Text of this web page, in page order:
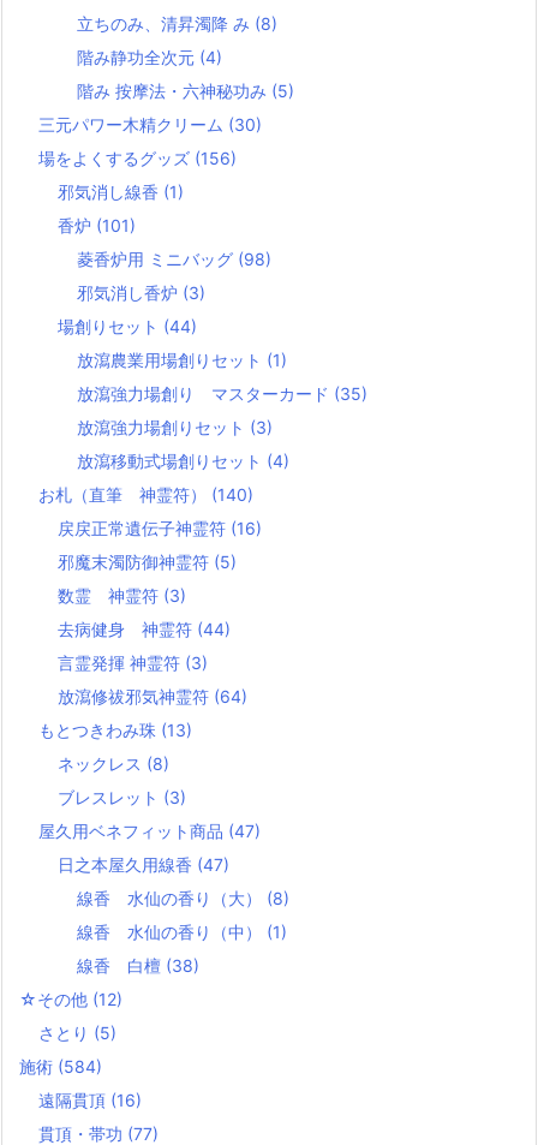
立ちのみ、清昇濁降 み (8)
階み静功全次元 (4)
階み 按摩法・六神秘功み (5)
三元パワー木精クリーム (30)
場をよくするグッズ (156)
邪気消し線香 (1)
香炉 (101)
菱香炉用 ミニバッグ (98)
邪気消し香炉 (3)
場創りセット (44)
放瀉農業用場創りセット (1)
放瀉強力場創り マスターカード (35)
放瀉強力場創りセット (3)
放瀉移動式場創りセット (4)
お札（直筆 神霊符） (140)
戻戻正常遺伝子神霊符 (16)
邪魔末濁防御神霊符 (5)
数霊 神霊符 (3)
去病健身 神霊符 (44)
言霊発揮 神霊符 (3)
放瀉修祓邪気神霊符 (64)
もとつきわみ珠 (13)
ネックレス (8)
ブレスレット (3)
屋久用ベネフィット商品 (47)
日之本屋久用線香 (47)
線香 水仙の香り（大） (8)
線香 水仙の香り（中） (1)
線香 白檀 (38)
☆その他 (12)
さとり (5)
施術 (584)
遠隔貫頂 (16)
貫頂・帯功 (77)